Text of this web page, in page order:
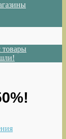
товары